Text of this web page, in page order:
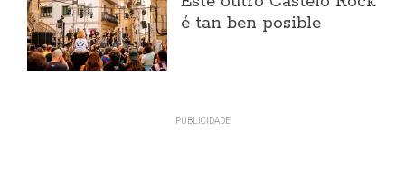
é tan ben posible